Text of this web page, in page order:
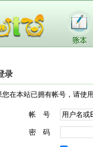
录
您在本站已拥有帐号，请使
帐 号
密 码